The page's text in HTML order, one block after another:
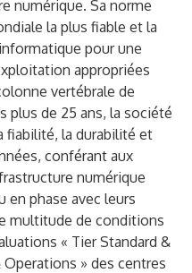
numérique. Sa norme
la plus fiable et la
pour une
appropriées
vertébrale de
plus de 25 ans, la société
fiabilité, la durabilité et
conférant aux
numérique
en phase avec leurs
multitude de conditions
« Tier Standard &
» des centres